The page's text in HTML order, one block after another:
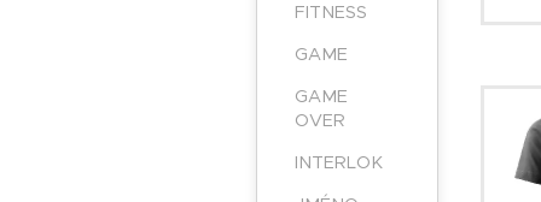
FITNESS
GAME
GAME
OVER
INTERLOK